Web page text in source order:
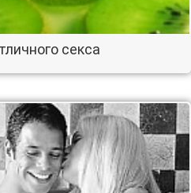
секса